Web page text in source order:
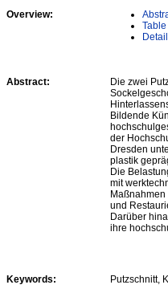
Overview:
Abstract:
Die zwei
Bildende
der
Dresden
plastik
Die
mit
und
Darüber
ihre
Keywords:
Putzschnitt,